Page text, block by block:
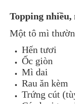
Topping
Một tô mì
Hến tươi
Ốc giòn
Mì dai
Rau ăn kèm
Trứng cút